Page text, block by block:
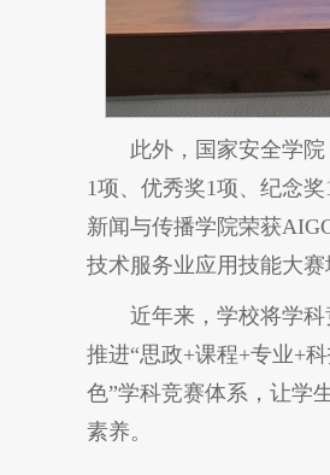
此外，国家安全学
1项、优秀奖1项、纪念
新闻与传播学院荣获
技术服务业应用技能大
近年来，学校将学
推进“思政+课程+专业+
色”学科竞赛体系，让学
素养。